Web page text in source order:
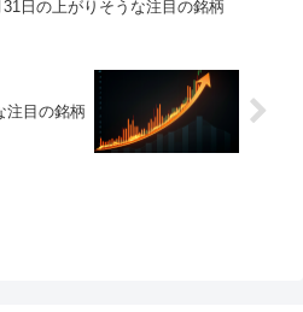
31日の上がりそうな注目の銘柄
注目の銘柄